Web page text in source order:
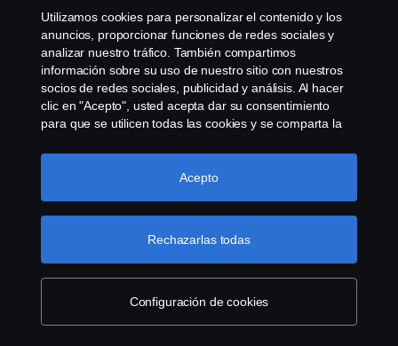
Utilizamos cookies para personalizar el contenido y los
anuncios, proporcionar funciones de redes sociales y
analizar nuestro tráfico. También compartimos
información sobre su uso de nuestro sitio con nuestros
socios de redes sociales, publicidad y análisis. Al hacer
clic en "Acepto", usted acepta dar su consentimiento
para que se utilicen todas las cookies y se comparta la
haciendo clic en "Configuración de cookies" y
seleccionando las categorías que desea aceptar. Para
Más información sobre su privacidad
Configuración de cookies
Rechazarlas todas
Acepto